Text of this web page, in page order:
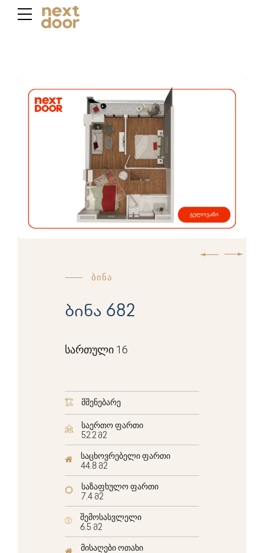
ბინა
ბინა 682
სართული 16
მშენებარე
საერთო ფართი
52.2 მ2
საცხოვრებელი ფართი
44.8 მ2
საზაფხულო ფართი
7.4 მ2
შემოსასვლელი
6.5 მ2
მისაღები ოთახი